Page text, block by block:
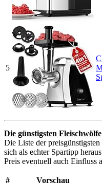
5
Die günstigsten Fleischwölfe
Die Liste der
sich als echter Spartipp
Preis eventuell auch Einfluss
# Vorschau